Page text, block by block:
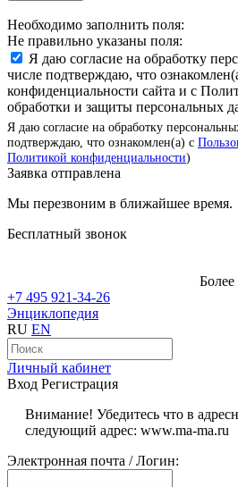
Необходимо заполнить поля:
Не правильно указаны поля:
Я даю согласие на обработку
числе подтверждаю, что
конфиденциальности сайта и с
обработки и защиты персональных
Я даю согласие на обработку
подтверждаю, что ознакомлен(а) с
Политикой конфиденциальности)
Заявка отправлена
Мы перезвоним в ближайшее время.
Бесплатный звонок
+7 495 921-34-26
Энциклопедия
RU EN
Личный кабинет
Вход Регистрация
Внимание! Убедитесь что в
следующий адрес: www.ma-ma.ru
Электронная почта / Логин: